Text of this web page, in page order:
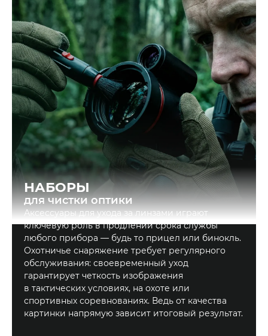
НАБОРЫ
для чистки оптики
Аксессуары для ухода за линзами играют
ключевую роль в продлении срока службы
любого прибора — будь то прицел или бинокль.
Охотничье снаряжение требует регулярного
обслуживания: своевременный уход
гарантирует четкость изображения
в тактических условиях, на охоте или
спортивных соревнованиях. Ведь от качества
картинки напрямую зависит итоговый результат.
Читать далее